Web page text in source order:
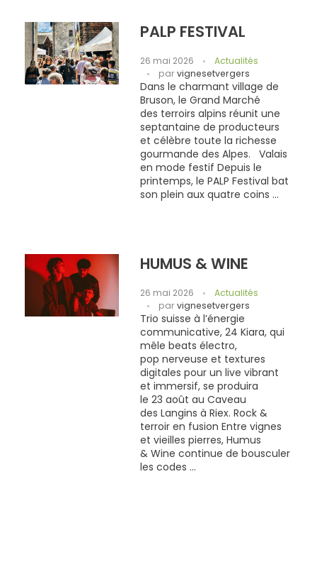
PALP FESTIVAL
26 mai 2026
Actualités
par vignesetvergers
Dans le charmant village de
Bruson, le Grand Marché
des terroirs alpins réunit une
septantaine de producteurs
et célèbre toute la richesse
gourmande des Alpes. Valais
en mode festif Depuis le
printemps, le PALP Festival bat
son plein aux quatre coins ...
HUMUS & WINE
26 mai 2026
Actualités
par vignesetvergers
Trio suisse à l’énergie
communicative, 24 Kiara, qui
mêle beats électro,
pop nerveuse et textures
digitales pour un live vibrant
et immersif, se produira
le 23 août au Caveau
des Langins à Riex. Rock &
terroir en fusion Entre vignes
et vieilles pierres, Humus
& Wine continue de bousculer
les codes ...